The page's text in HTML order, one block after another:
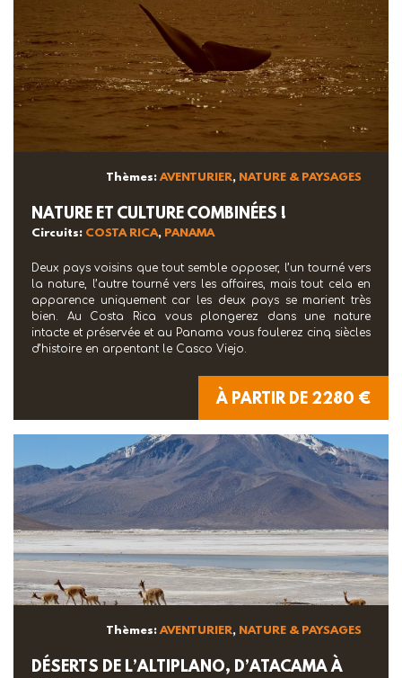
Thèmes:AVENTURIER, NATURE & PAYSAGES
NATURE ET CULTURE COMBINÉES !
Circuits: COSTA RICA, PANAMA
Deux pays voisins que tout semble opposer, l’un tourné vers
la nature, l’autre tourné vers les affaires, mais tout cela en
apparence uniquement car les deux pays se marient très
bien. Au Costa Rica vous plongerez dans une nature
intacte et préservée et au Panama vous foulerez cinq siècles
d’histoire en arpentant le Casco Viejo.
À PARTIR DE 2280 €
Thèmes:AVENTURIER, NATURE & PAYSAGES
DÉSERTS DE L’ALTIPLANO, D’ATACAMA À